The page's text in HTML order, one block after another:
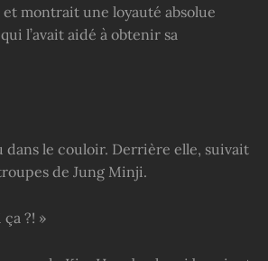
montrait une loyauté absolue
l’avait aidé à obtenir sa
dans le couloir. Derrière elle, suivait
de Jung Minji.
ça ?! »